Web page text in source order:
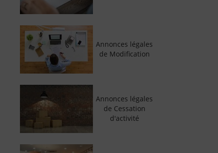
Annonces légales
de Modification
Annonces légales
de Cessation
d'activité